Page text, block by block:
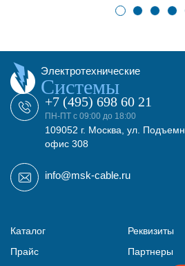
Электротехнические
Системы
+7 (495) 698 60 21
ПН-ПТ с 09:00 до 18:00
109052 г. Москва, ул.
офис 308
info@msk-cable.ru
Каталог
Прайс
Реквизиты
Партнеры